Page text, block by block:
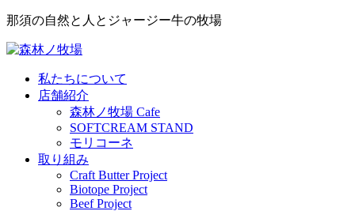
那須の自然と人とジャージー牛の牧場
私たちについて
店舗紹介
森林ノ牧場 Cafe
SOFTCREAM STAND
モリコーネ
取り組み
Craft Butter Project
Biotope Project
Beef Project